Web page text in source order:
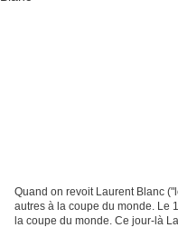
Quand on revoit Laurent Blanc
autres à la coupe du monde. Le
la coupe du monde. Ce jour-là